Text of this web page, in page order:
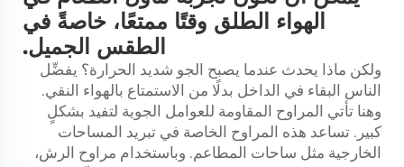
الهواء الطلق وقتًا ممتعًا، خاصةً في
الطقس الجميل.
ولكن ماذا يحدث عندما يصبح الجو شديد الحرارة؟ يفضِّل
الناس البقاء في الداخل بدلًا من الاستمتاع بالهواء النقي.
وهنا تأتي المراوح المقاومة للعوامل الجوية لتفيد بشكلٍ
كبير. تساعد هذه المراوح الخاصة في تبريد المساحات
الخارجية مثل ساحات المطاعم. وباستخدام مراوح الرش،